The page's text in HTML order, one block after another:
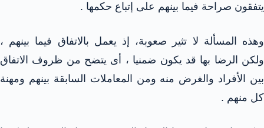
يتفقون صراحة فيما بينهم على إتباع حكمها .
وهذه المسألة لا تثير صعوبة، إذ يعمل بالاتفاق فيما بينهم ،
ولكن الرضا بها قد يكون ضمنيا ، أى يتضح من ظروف الاتفاق
بين الأفراد والغرض منه ومن المعاملات السابقة بينهم ومهنة
كل منهم .